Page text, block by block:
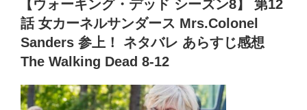
バ
あ
ら
す
じ
ド
シ
ー
ズ
8
第
ss
b
o
o
k
日:【ウォーキング・デッド シーズン8】 第12
話 女カーネルサンダース Mrs.Colonel
Sanders 参上！ ネタバレ あらすじ感想
The Walking Dead 8-12